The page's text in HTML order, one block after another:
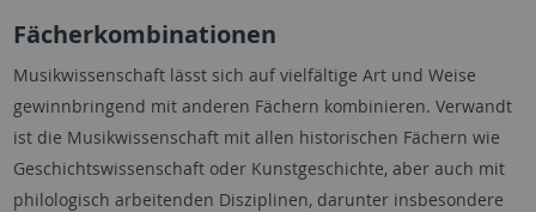
​​​​​​​Fächerkombinationen
Musikwissenschaft lässt sich auf vielfältige Art und Weise
gewinnbringend mit anderen Fächern kombinieren. Verwandt
ist die Musikwissenschaft mit allen historischen Fächern wie
Geschichtswissenschaft oder Kunstgeschichte, aber auch mit
philologisch arbeitenden Disziplinen, darunter insbesondere